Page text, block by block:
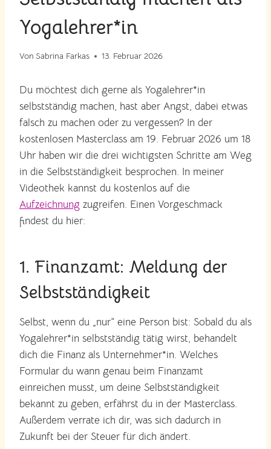
Yogalehrer*in
Von Sabrina Farkas 13. Februar 2026
Du möchtest dich gerne als Yogalehrer*in
selbstständig machen, hast aber Angst, dabei etwas
falsch zu machen oder zu vergessen? In der
kostenlosen Masterclass am 19. Februar 2026 um 18
Uhr haben wir die drei wichtigsten Schritte am Weg
in die Selbstständigkeit besprochen. In meiner
Videothek kannst du kostenlos auf die
Aufzeichnung zugreifen. Einen Vorgeschmack
findest du hier:
1. Finanzamt: Meldung der
Selbstständigkeit
Selbst, wenn du „nur“ eine Person bist: Sobald du als
Yogalehrer*in selbstständig tätig wirst, behandelt
dich die Finanz als Unternehmer*in. Welches
Formular du wann genau beim Finanzamt
einreichen musst, um deine Selbstständigkeit
bekannt zu geben, erfährst du in der Masterclass.
Außerdem verrate ich dir, was sich dadurch in
Zukunft bei der Steuer für dich ändert.